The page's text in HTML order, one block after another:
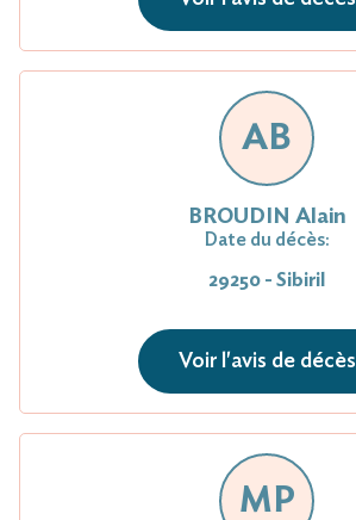
AB
BROUDIN Alain
Date du décès:
29250 - Sibiril
Voir l'avis de décès
MP